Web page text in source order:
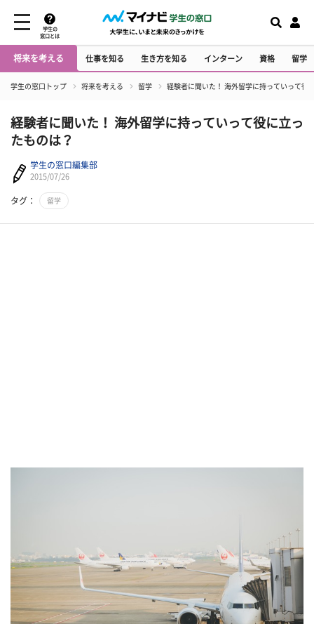
学生の
窓口とは
将来を考える 仕事を知る 生き方を知る インターン 資格 留学
学生の窓口トップ 将来を考える 留学 経験者に聞いた！ 海外留学に持っていって役
経験者に聞いた！ 海外留学に持っていって役に立っ
たものは？
学生の窓口編集部
2015/07/26
タグ： 留学